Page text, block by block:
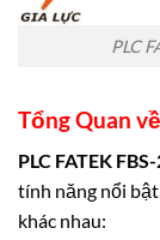
PLC
Tổng Quan về
PLC FATEK
tính năng nổi
khác nhau: